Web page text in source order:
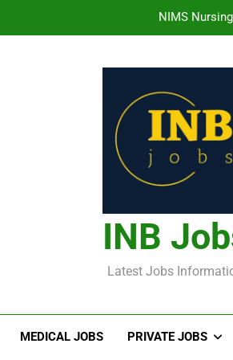
తిరుమల తిరుపతి
NIMS
తిరుమల తిరుపతి
INB
Latest Jobs
MEDICAL JOBS PRIVATE JOBS